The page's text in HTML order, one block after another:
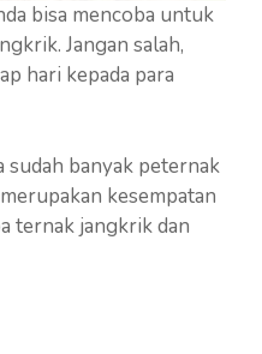
bisa mencoba untuk
Jangan salah,
hari kepada para
sudah banyak peternak
kesempatan
ternak jangkrik dan